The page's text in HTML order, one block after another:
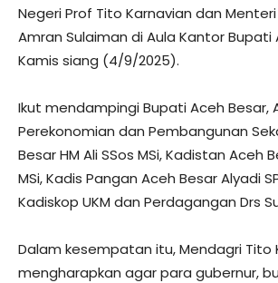
Negeri Prof Tito Karnavian dan
Amran Sulaiman di Aula Kantor Bupati
Kamis siang (4/9/2025).
Ikut mendampingi Bupati Aceh Besar,
Perekonomian dan Pembangunan
Besar HM Ali SSos MSi, Kadistan Aceh
MSi, Kadis Pangan Aceh Besar Alyadi
Kadiskop UKM dan Perdagangan Drs
Dalam kesempatan itu, Mendagri Tito
mengharapkan agar para gubernur,